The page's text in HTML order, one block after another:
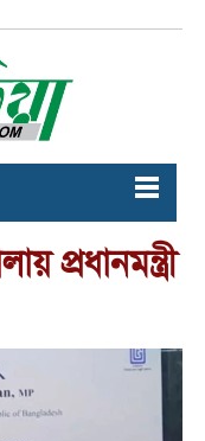
প্রধানমন্ত্রী